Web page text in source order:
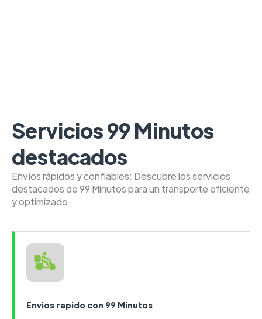
Servicios 99 Minutos
destacados
Envíos rápidos y confiables: Descubre los servicios
destacados de 99 Minutos para un transporte eficiente
y optimizado
Envios rapido con 99 Minutos